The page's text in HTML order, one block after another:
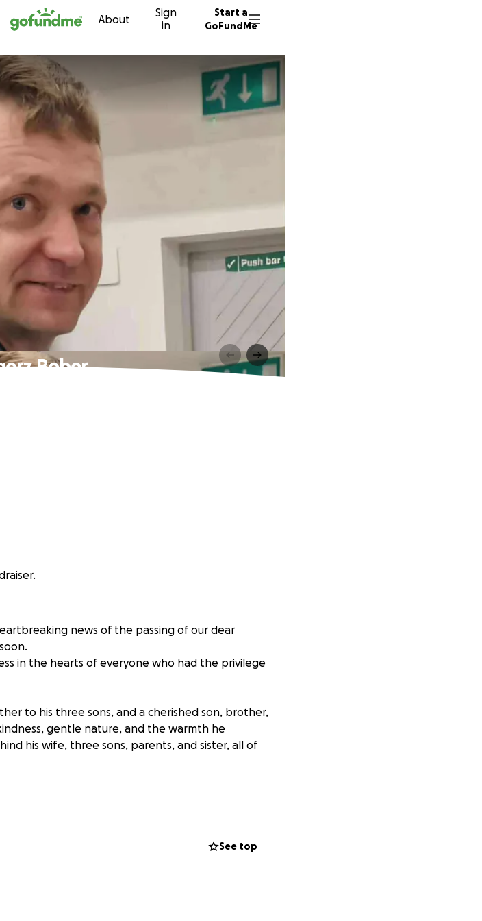
to content About
Sign
in
Start a
GoFundMe
Bober
news of the passing of our dear
in the hearts of everyone who had the privilege
to his three sons, and a cherished son, brother,
gentle nature, and the warmth he
his wife, three sons, parents, and sister, all of
family during this incredibly difficult
See top